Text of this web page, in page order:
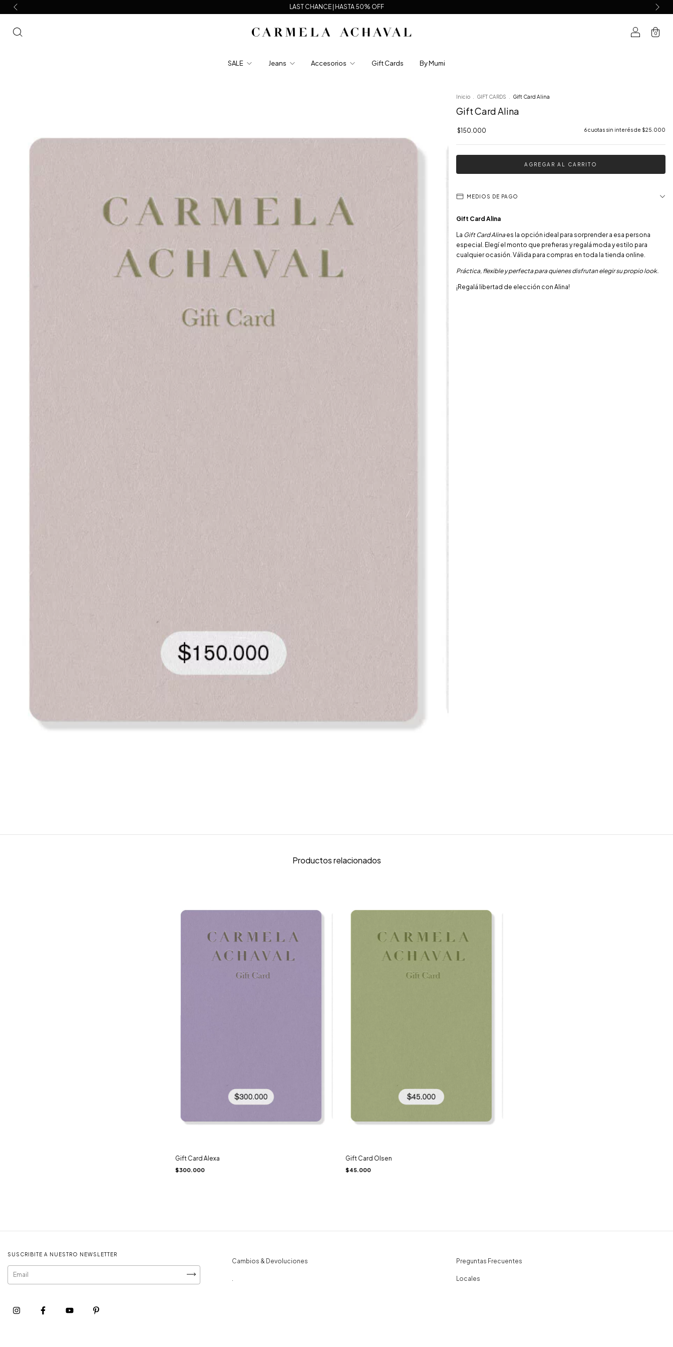
LAST CHANCE | HASTA 50% OFF
0
SALE Jeans Accesorios Gift Cards By Mumi
Inicio GIFT CARDS Gift Card Alina
Gift Card Alina
$150.000 6cuotas sin interés de $25.000
MEDIOS DE PAGO
Gift Card Alina
La Gift Card Alina es la opción ideal para sorprender a esa persona
especial. Elegí el monto que prefieras y regalá moda y estilo para
cualquier ocasión. Válida para compras en toda la tienda online.
Práctica, flexible y perfecta para quienes disfrutan elegir su propio look.
¡Regalá libertad de elección con Alina!
Productos relacionados
Gift Card Alexa
$300.000
Gift Card Olsen
$45.000
SUSCRIBITE A NUESTRO NEWSLETTER
Cambios & Devoluciones
.
Preguntas Frecuentes
Locales